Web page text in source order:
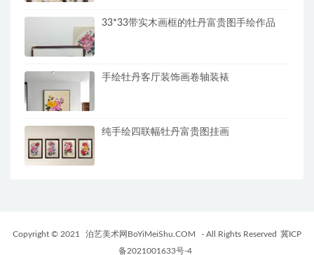
33*33带实木画框的牡丹富贵图手绘作品
手绘牡丹客厅装饰画卷轴装裱
纯手绘四联幅牡丹富贵图挂画
Copyright © 2021 泊艺美术网BoYiMeiShu.COM - All Rights Reserved 冀ICP
备2021001633号-4